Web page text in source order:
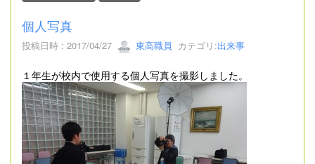
個人写真
投稿日時 : 2017/04/27 東高職員 カテゴリ:出来事
１年生が校内で使用する個人写真を撮影しました。